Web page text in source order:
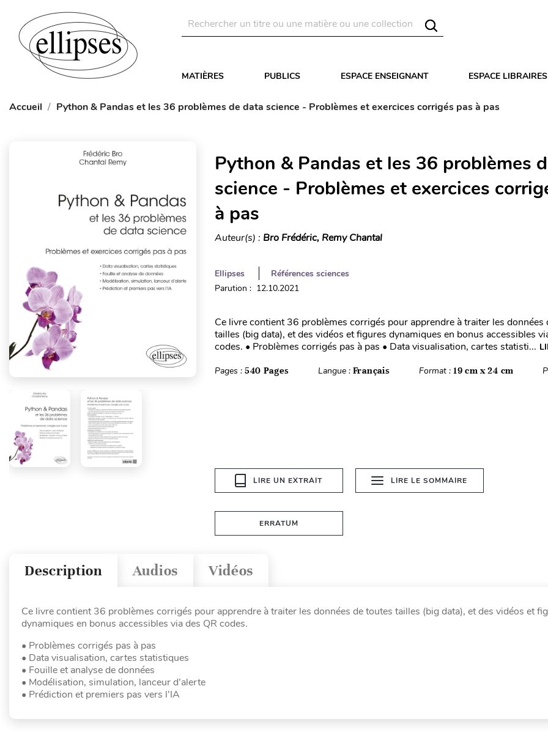
MATIÈRES PUBLICS ESPACE ENSEIGNANT ESPACE LIBRAIRES
Accueil Python & Pandas et les 36 problèmes de data science - Problèmes et exercices corrigés pas à pas
Python & Pandas et les 36 problèmes
science - Problèmes et exercices
à pas
Auteur(s) : Bro Frédéric, Remy Chantal
Ellipses
Références sciences
Parution : 12.10.2021
Ce livre contient 36 problèmes corrigés pour apprendre à traiter les données
tailles (big data), et des vidéos et figures dynamiques en bonus accessibles
codes. • Problèmes corrigés pas à pas • Data visualisation, cartes statisti...
Pages : 540 Pages Langue : Français Format : 19 cm x 24 cm
LIRE UN EXTRAIT LIRE LE SOMMAIRE
ERRATUM
Vidéos
Audios
Description
Ce livre contient 36 problèmes corrigés pour apprendre à traiter les données de toutes tailles (big data), et des vidéos et
dynamiques en bonus accessibles via des QR codes.
• Problèmes corrigés pas à pas
• Data visualisation, cartes statistiques
• Fouille et analyse de données
• Modélisation, simulation, lanceur d’alerte
• Prédiction et premiers pas vers l’IA